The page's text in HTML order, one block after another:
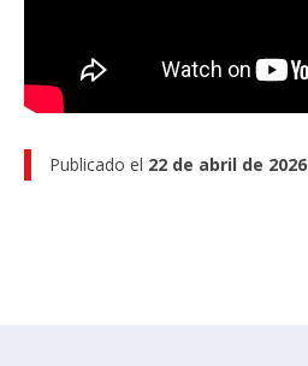
Publicado el 22 de abril de 2026